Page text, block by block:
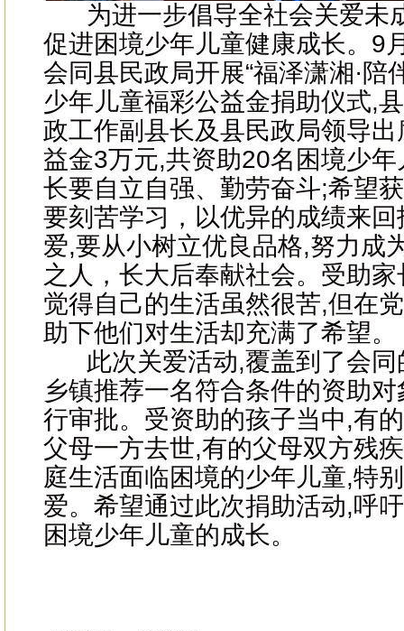
为进一步倡导全社会关爱未
促进困境少年儿童健康成长。9
会同县民政局开展“福泽潇湘·陪
少年儿童福彩公益金捐助仪式,
政工作副县长及县民政局领导
益金3万元,共资助20名困境少
长要自立自强、勤劳奋斗;希望
要刻苦学习，以优异的成绩来
爱,要从小树立优良品格,努力成
之人，长大后奉献社会。受助
觉得自己的生活虽然很苦,但在
助下他们对生活却充满了希望。
此次关爱活动,覆盖到了会同
乡镇推荐一名符合条件的资助
行审批。受资助的孩子当中,有
父母一方去世,有的父母双方残
庭生活面临困境的少年儿童,特
爱。希望通过此次捐助活动,呼
困境少年儿童的成长。